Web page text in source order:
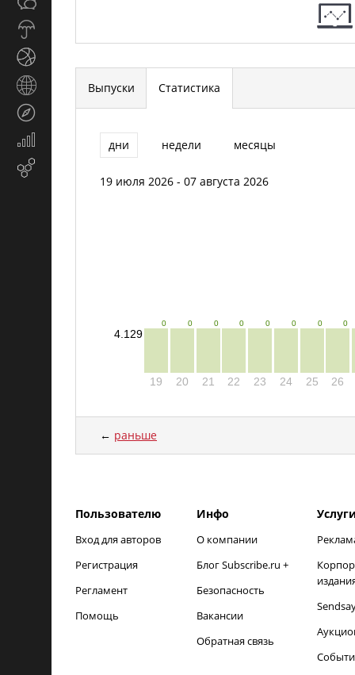
погоды
Страны
Туризм
Экономика
маркетинг
Выпуски Статистика
дни недели месяцы
19 июля 2026 - 07 августа 2026
4.129
0
19
0
20
0
21
0
22
0
23
0
24
0
25
0
26
← раньше
Пользователю
Вход для авторов
Регистрация
Регламент
Помощь
Инфо
О компании
Блог Subscribe.ru +
Безопасность
Вакансии
Обратная связь